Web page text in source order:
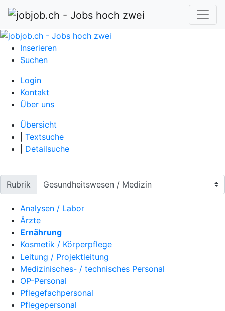
Inserieren
Suchen
Login
Kontakt
Über uns
Übersicht
Textsuche
Detailsuche
Rubrik
Analysen / Labor
Ärzte
Ernährung
Kosmetik / Körperpflege
Leitung / Projektleitung
Medizinisches- / technisches Personal
OP-Personal
Pflegefachpersonal
Pflegepersonal